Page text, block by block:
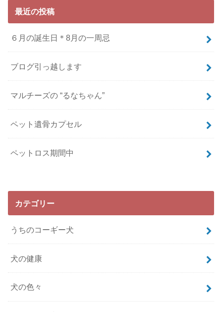
最近の投稿
６月の誕生日＊8月の一周忌
ブログ引っ越します
マルチーズの “るなちゃん”
ペット遺骨カプセル
ペットロス期間中
カテゴリー
うちのコーギー犬
犬の健康
犬の色々